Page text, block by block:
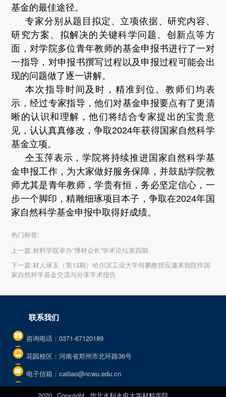
基金的最佳途径。
专家分别从题目拟定、立项依据、研究内容、
研究方案、拟解决的关键科学问题、创新点等方
面，对学院多位青年教师的基金申报书进行了一对
一指导，对申报书撰写过程以及申报过程可能会出
现的问题做了逐一讲解。
本次指导时间及时，精准到位。教师们均表
示，经过专家指导，他们对基金申报要点有了更清
晰的认识和理解，他们将结合专家提出的宝贵意
见，认认真真修改，争取2024年获得国家自然科学
基金立项。
仝玉萍表示，学院将持续推进国家自然科学基
金申报工作，为大家做好服务保障，并鼓励学院教
师尤其是青年教师，学贵有恒，务必坚定信心，一
步一个脚印，精雕细琢项目本子，争取在2024年国
家自然科学基金申报中取得好成绩。
热门标签:
上一篇:材料学院举办“博材众长”学术论坛第四期
下一篇:材人琢玉（第13期）哈尔滨工业大学何鹏教授应邀来我院作国
家自然科学基金交流与分享学术报告
联系我们
咨询电话：0371-67120189
花园校区：河南省郑州市北环路36号
电子信箱：cailiao@ncwu.edu.cn